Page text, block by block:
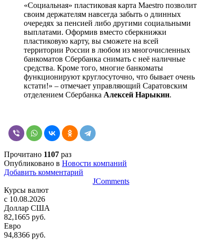
«Социальная» пластиковая карта Maestro позволит
своим держателям навсегда забыть о длинных
очередях за пенсией либо другими социальными
выплатами. Оформив вместо сберкнижки
пластиковую карту, вы сможете на всей
территории России в любом из многочисленных
банкоматов Сбербанка снимать с неё наличные
средства. Кроме того, многие банкоматы
функционируют круглосуточно, что бывает очень
кстати!» – отмечает управляющий Саратовским
отделением Сбербанка Алексей Нарыкин.
Прочитано 1107 раз
Опубликовано в Новости компаний
Добавить комментарий
JComments
Курсы валют
c 10.08.2026
Доллар США
82,1665 руб.
Евро
94,8366 руб.